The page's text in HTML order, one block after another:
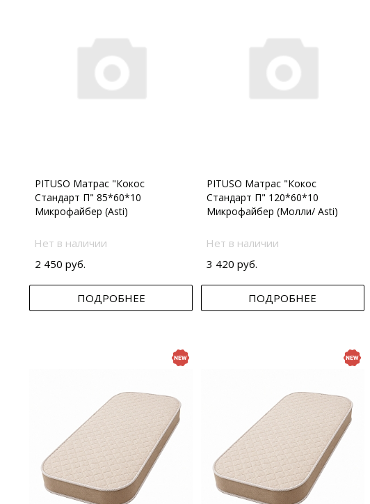
PITUSO Матрас "Кокос
Стандарт П" 85*60*10
Микрофайбер (Asti)
Нет в наличии
2 450 руб.
ПОДРОБНЕЕ
PITUSO Матрас "Кокос
Стандарт П" 120*60*10
Микрофайбер (Молли/ Asti)
Нет в наличии
3 420 руб.
ПОДРОБНЕЕ